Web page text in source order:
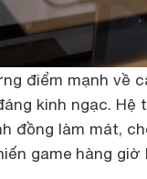
điểm mạnh về
kinh ngạc.
đồng làm mát,
game hàng giờ